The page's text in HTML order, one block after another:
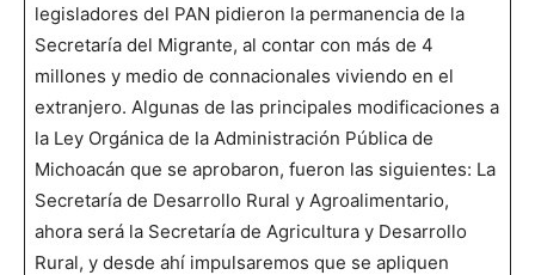
legisladores del PAN pidieron la permanencia de la
Secretaría del Migrante, al contar con más de 4
millones y medio de connacionales viviendo en el
extranjero. Algunas de las principales modificaciones a
la Ley Orgánica de la Administración Pública de
Michoacán que se aprobaron, fueron las siguientes: La
Secretaría de Desarrollo Rural y Agroalimentario,
ahora será la Secretaría de Agricultura y Desarrollo
Rural, y desde ahí impulsaremos que se apliquen